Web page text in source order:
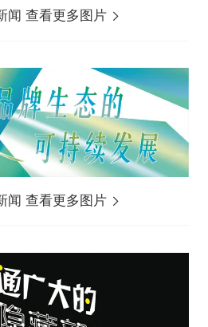
闻 查看更多图片
闻 查看更多图片